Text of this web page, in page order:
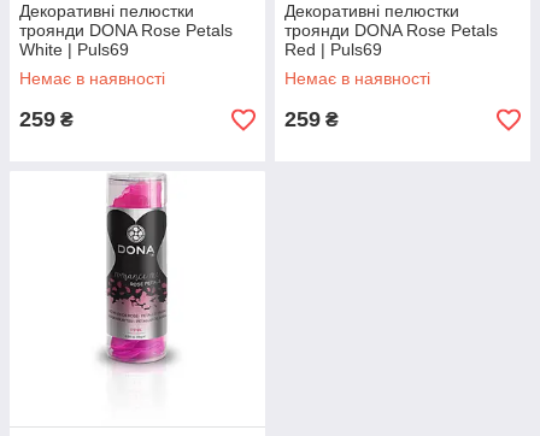
Декоративні пелюстки
троянди DONA Rose Petals
White | Puls69
Немає в наявності
259 ₴
Декоративні пелюстки
троянди DONA Rose Petals
Red | Puls69
Немає в наявності
259 ₴